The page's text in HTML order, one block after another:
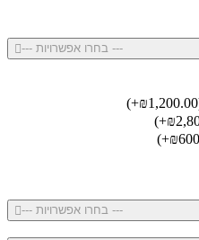
--- בחרו אפשרויות ---
--- בחרו אפשרויות ---